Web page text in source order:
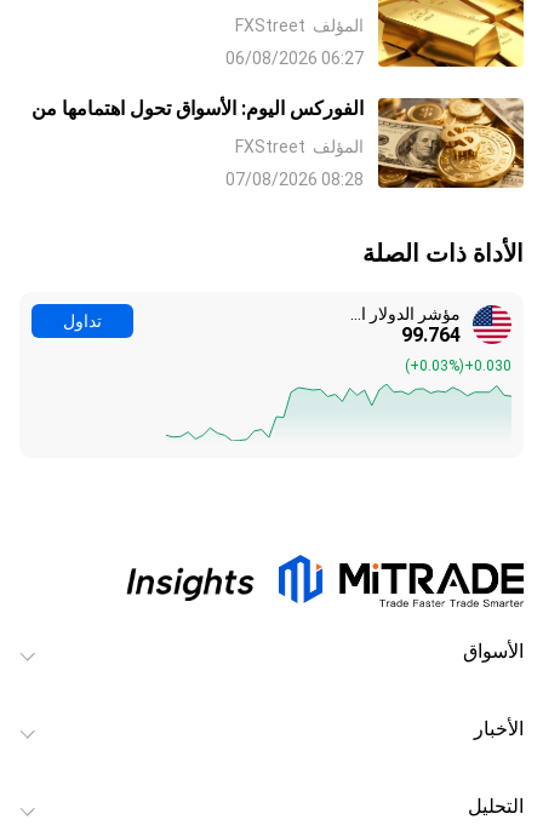
أسابيع مع صعوبة الثيران في إيجاد قبول
فوق 4300 دولار
المؤلف FXStreet
06:27 06/08/2026
الفوركس اليوم: الأسواق تحول اهتمامها من
الشرق الأوسط إلى بيانات الوظائف غير
الزراعية NFP
المؤلف FXStreet
08:28 07/08/2026
الأداة ذات الصلة
99.764
+0.030
(+0.03%)
تداول
الأسواق
الأخبار
التحليل